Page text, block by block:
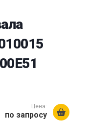
Цена:
по запросу